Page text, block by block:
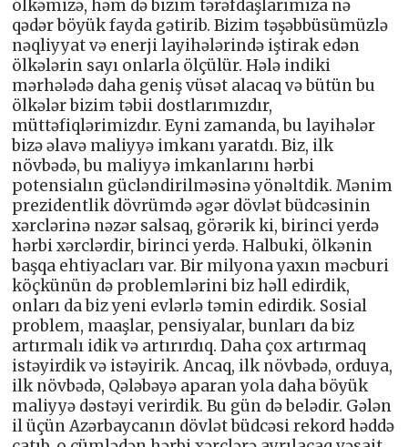
ölkəmizə, həm də bizim tərəfdaşlarımıza nə
qədər böyük fayda gətirib. Bizim təşəbbüsümüzlə
nəqliyyat və enerji layihələrində iştirak edən
ölkələrin sayı onlarla ölçülür. Hələ indiki
mərhələdə daha geniş vüsət alacaq və bütün bu
ölkələr bizim təbii dostlarımızdır,
müttəfiqlərimizdır. Eyni zamanda, bu layihələr
bizə əlavə maliyyə imkanı yaratdı. Biz, ilk
növbədə, bu maliyyə imkanlarını hərbi
potensialın gücləndirilməsinə yönəltdik. Mənim
prezidentlik dövrümdə əgər dövlət büdcəsinin
xərclərinə nəzər salsaq, görərik ki, birinci yerdə
hərbi xərclərdir, birinci yerdə. Halbuki, ölkənin
başqa ehtiyacları var. Bir milyona yaxın məcburi
köçkünün də problemlərini biz həll edirdik,
onları da biz yeni evlərlə təmin edirdik. Sosial
problem, maaşlar, pensiyalar, bunları da biz
artırmalı idik və artırırdıq. Daha çox artırmaq
istəyirdik və istəyirik. Ancaq, ilk növbədə, orduya,
ilk növbədə, Qələbəyə aparan yola daha böyük
maliyyə dəstəyi verirdik. Bu gün də belədir. Gələn
il üçün Azərbaycanın dövlət büdcəsi rekord həddə